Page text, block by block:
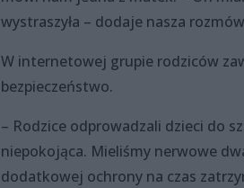
wystraszyła – dodaje nasza
W internetowej grupie rodziców
bezpieczeństwo.
– Rodzice odprowadzali dzieci do
niepokojąca. Mieliśmy nerwowe
dodatkowej ochrony na czas